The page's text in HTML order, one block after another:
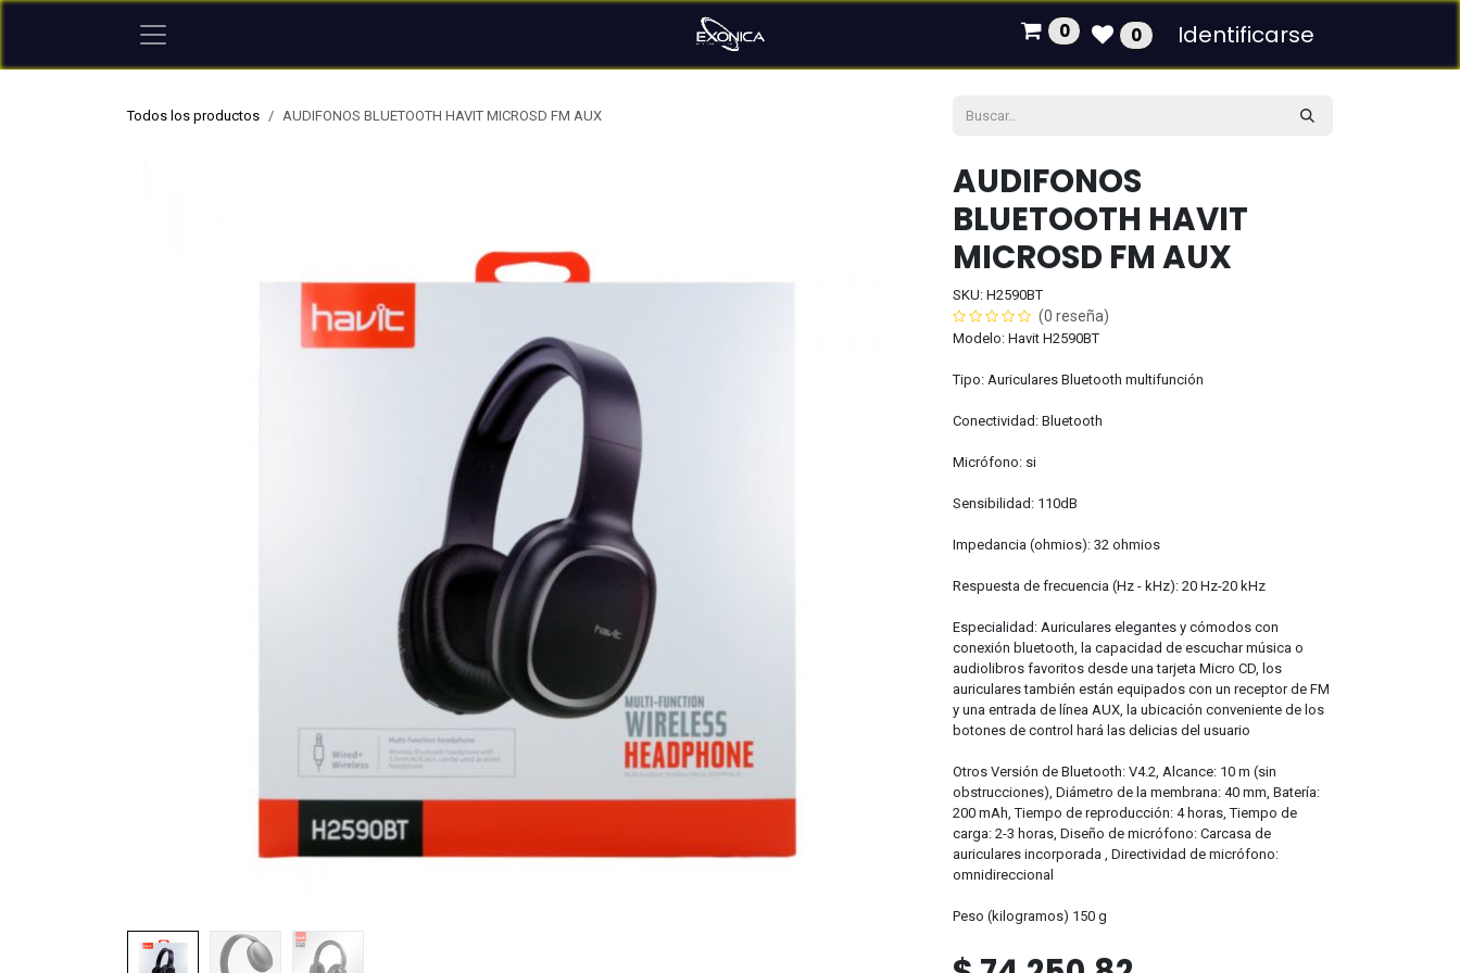
Ir al contenido
0 0 Identificarse
Todos los productos AUDIFONOS BLUETOOTH HAVIT MICROSD FM AUX
AUDIFONOS
BLUETOOTH HAVIT
MICROSD FM AUX
SKU: H2590BT
(0 reseña)
Modelo: Havit H2590BT
Tipo: Auriculares Bluetooth multifunción
Conectividad: Bluetooth
Micrófono: si
Sensibilidad: 110dB
Impedancia (ohmios): 32 ohmios
Respuesta de frecuencia (Hz - kHz): 20 Hz-20 kHz
Especialidad: Auriculares elegantes y cómodos con
conexión bluetooth, la capacidad de escuchar música o
audiolibros favoritos desde una tarjeta Micro CD, los
auriculares también están equipados con un receptor de FM
y una entrada de línea AUX, la ubicación conveniente de los
botones de control hará las delicias del usuario
Otros Versión de Bluetooth: V4.2, Alcance: 10 m (sin
obstrucciones), Diámetro de la membrana: 40 mm, Batería:
200 mAh, Tiempo de reproducción: 4 horas, Tiempo de
carga: 2-3 horas, Diseño de micrófono: Carcasa de
auriculares incorporada , Directividad de micrófono:
omnidireccional
Peso (kilogramos) 150 g